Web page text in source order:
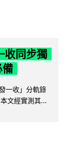
收同步獨
一收」分軌錄
文經實測其...